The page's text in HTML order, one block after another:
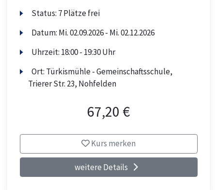
Status: 7 Plätze frei
Datum: Mi.02.09.2026 - Mi.02.12.2026
Uhrzeit: 18:00 - 19:30 Uhr
Ort: Türkismühle - Gemeinschaftsschule,
Trierer Str. 23, Nohfelden
67,20 €
Kurs merken
weitere Details